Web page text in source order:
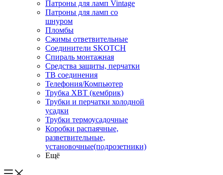
Патроны для ламп Vintage
Патроны для ламп со
шнуром
Пломбы
Сжимы ответвительные
Соединители SKOTCH
Спираль монтажная
Средства защиты, перчатки
ТВ соединения
Телефония/Компьютер
Трубка ХВТ (кембрик)
Трубки и перчатки холодной
усадки
Трубки термоусадочные
Коробки распаячные,
разветвительные,
установочные(подрозетники)
Ещё